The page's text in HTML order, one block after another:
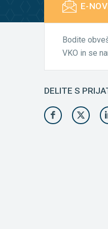
E-
Bodite
VKO in se
DELITE S